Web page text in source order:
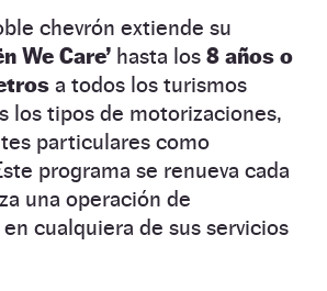
chevrón extiende su
We Care’ hasta los 8 años o
a todos los turismos
los tipos de motorizaciones,
particulares como
programa se renueva cada
una operación de
cualquiera de sus servicios